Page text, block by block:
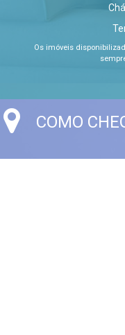
Os imóveis
COMO